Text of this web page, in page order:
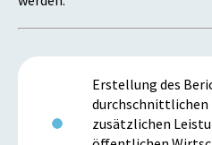
Erstellung des
durchschnittlichen
zusätzlichen